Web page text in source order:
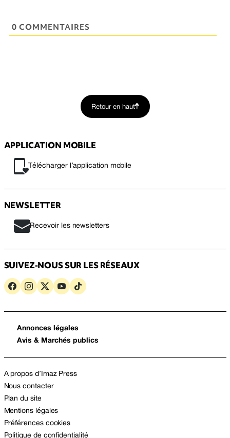
0 COMMENTAIRES
Retour en haut
APPLICATION MOBILE
Télécharger l’application mobile
NEWSLETTER
Recevoir les newsletters
SUIVEZ-NOUS SUR LES RÉSEAUX
Annonces légales
Avis & Marchés publics
A propos d’Imaz Press
Nous contacter
Plan du site
Mentions légales
Préférences cookies
Politique de confidentialité